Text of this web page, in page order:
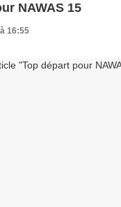
NAWAS 15
16:55